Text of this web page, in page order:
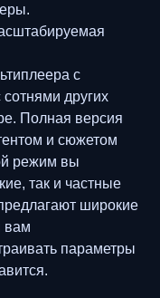
с
других
Полная версия
и сюжетом
режим вы
так и частные
широкие
вам
параметры